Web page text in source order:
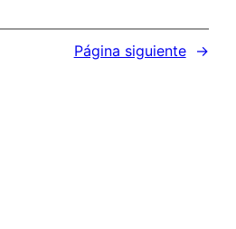
Página siguiente →